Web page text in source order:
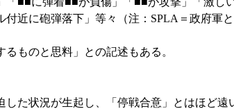
近に砲弾落下」等々（注：SPLA＝政府軍
ものと思料」との記述もある。
た状況が生起し、「停戦合意」とはほど遠